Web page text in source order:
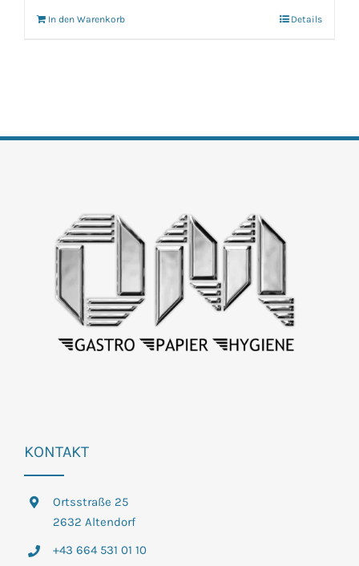
In den Warenkorb Details
KONTAKT
Ortsstraße 25
2632 Altendorf
+43 664 531 01 10